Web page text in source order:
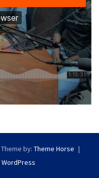
Theme by: Theme Horse
WordPress